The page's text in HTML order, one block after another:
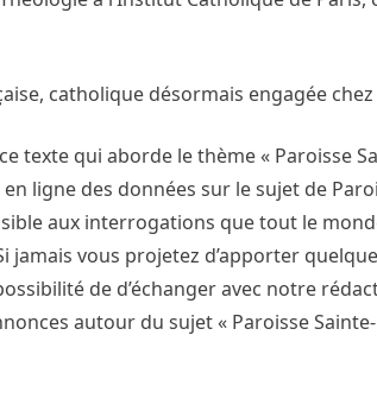
catholique désormais engagée
texte qui aborde le thème « Paroisse
ligne des données sur le sujet de
aux interrogations que tout le
jamais vous projetez d’apporter
de d’échanger avec notre
autour du sujet « Paroisse